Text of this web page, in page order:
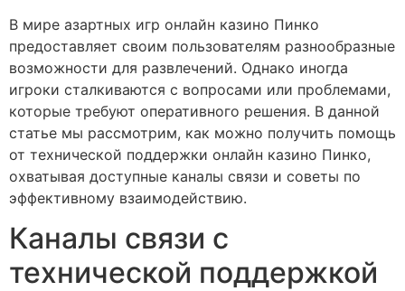
В мире азартных игр онлайн казино Пинко
предоставляет своим пользователям разнообразные
возможности для развлечений. Однако иногда
игроки сталкиваются с вопросами или проблемами,
которые требуют оперативного решения. В данной
статье мы рассмотрим, как можно получить помощь
от технической поддержки онлайн казино Пинко,
охватывая доступные каналы связи и советы по
эффективному взаимодействию.
Каналы связи с
технической поддержкой